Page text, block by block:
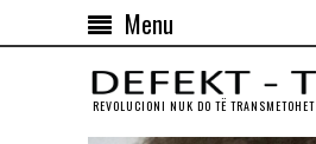
Menu
REVOLUCIONI NUK DO TЁ TRANSMETOHET